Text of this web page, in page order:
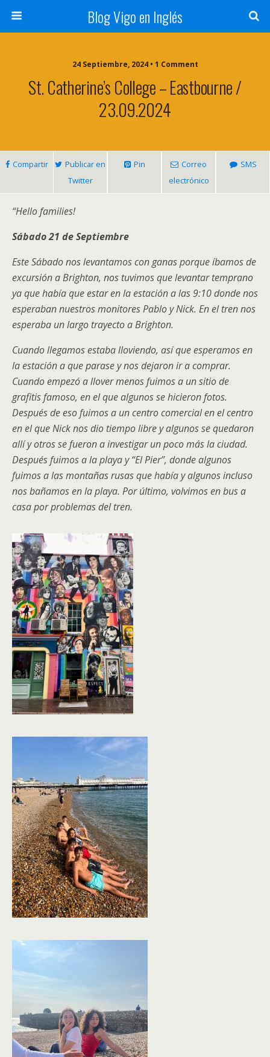
Blog Vigo en Inglés
24 Septiembre, 2024 • 1 Comment
St. Catherine’s College – Eastbourne /
23.09.2024
Compartir
Publicar en
Twitter
Pin
Correo
electrónico
SMS
“Hello families!
Sábado 21 de Septiembre
Este Sábado nos levantamos con ganas porque íbamos de
excursión a Brighton, nos tuvimos que levantar temprano
ya que había que estar en la estación a las 9:10 donde nos
esperaban nuestros monitores Pablo y Nick. En el tren nos
esperaba un largo trayecto a Brighton.
Cuando llegamos estaba lloviendo, así que esperamos en
la estación a que parase y nos dejaron ir a comprar.
Cuando empezó a llover menos fuimos a un sitio de
grafitis famoso, en el que algunos se hicieron fotos.
Después de eso fuimos a un centro comercial en el centro
en el que Nick nos dio tiempo libre y algunos se quedaron
allí y otros se fueron a investigar un poco más la ciudad.
Después fuimos a la playa y “El Pier”, donde algunos
fuimos a las montañas rusas que había y algunos incluso
nos bañamos en la playa. Por último, volvimos en bus a
casa por problemas del tren.